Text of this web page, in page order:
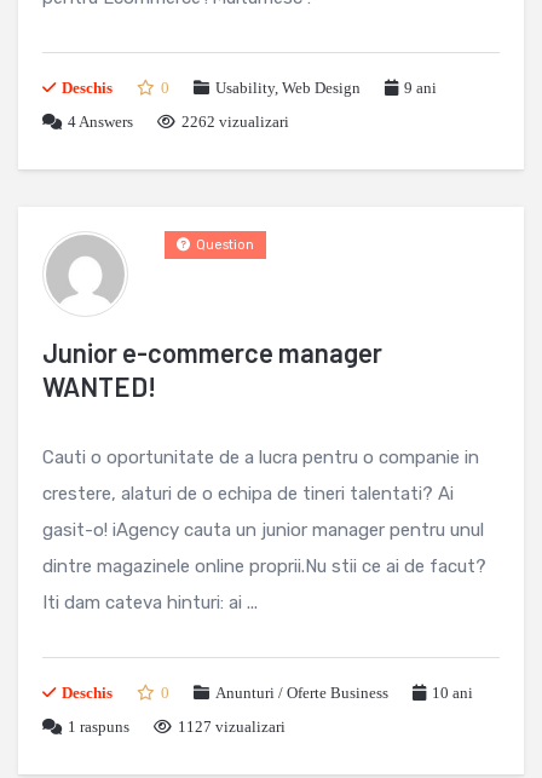
Deschis 0 Usability, Web Design
9 ani
4Answers 2262 vizualizari
Junior e-commerce manager
WANTED!
Question
Cauti o oportunitate de a lucra pentru o companie in
crestere, alaturi de o echipa de tineri talentati? Ai
gasit-o! iAgency cauta un junior manager pentru unul
dintre magazinele online proprii.Nu stii ce ai de facut?
Iti dam cateva hinturi: ai ...
Deschis 0 Anunturi / Oferte Business
10 ani
1 raspuns 1127 vizualizari